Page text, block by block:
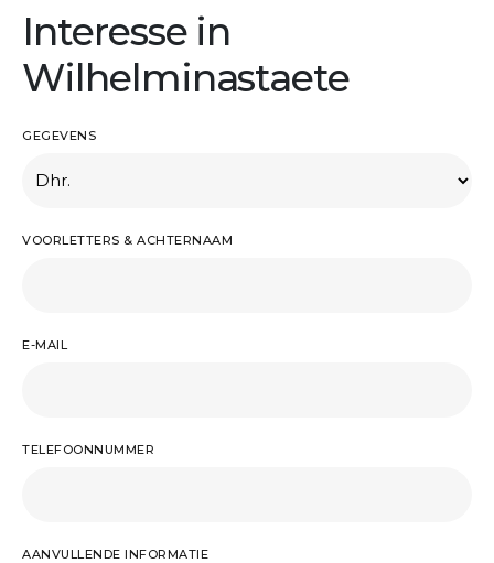
Interesse in
Wilhelminastaete
GEGEVENS
VOORLETTERS & ACHTERNAAM
E-MAIL
TELEFOONNUMMER
AANVULLENDE INFORMATIE